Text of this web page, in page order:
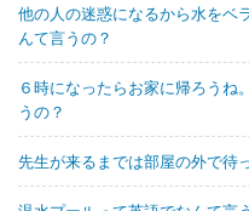
他の人の迷惑になるから水をベ
んて言うの？
６時になったらお家に帰ろうね
うの？
先生が来るまでは部屋の外で待